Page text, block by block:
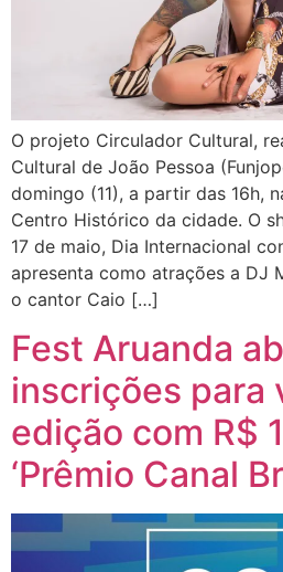
O projeto Circulador Cultural,
Cultural de João Pessoa
domingo (11), a partir das 16h,
Centro Histórico da cidade. O
17 de maio, Dia Internacional
apresenta como atrações a DJ
o cantor Caio […]
Fest Aruanda
inscrições para
edição com R$
‘Prêmio Canal